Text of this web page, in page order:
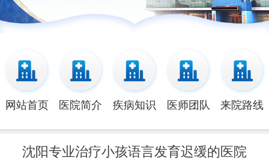
网站首页 医院简介 疾病知识 医师团队 来院路线
沈阳专业治疗小孩语言发育迟缓的医院